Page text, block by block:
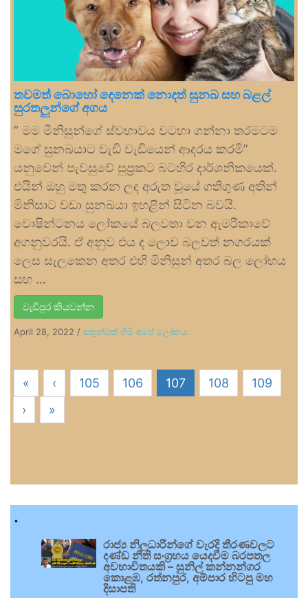
තවමත් බොහෝ දෙනෙක් නොදත් සුනඛ සහ බළල්
සුරතලුන්ගේ අගය
” මම මිනිසුන්ගේ ස්වභාවය වටහා ගන්නා තරමටම
මගේ සුනඛයාට වැඩි වැඩියෙන් ආදරය කරමි”
යනුවෙන් පැවසුවේ සුප්‍රකට බටහිර දාර්ශනිකයෙක්.
එයින් ඔහු මතු කරන ලද අරුත වූයේ ගතිගුණ අතින්
මිනිසාට වඩා සුනඛයා ඉහළින් සිටින බවයි.
වොෂින්ටනය ලෝකයේ බලවතා වන ඇමරිකාවේ
අගනුවරයි. ඒ අනුව එය ද ලොව බලවත් නගරයක්
ලෙස සැලකෙන අතර එහි මිනිසුන් අතර බල ලෝභය
සහ …
වැඩිපුර කියවන්න
April 28, 2022 / සතුන්ටත් හිමි අපේ ලෝකය
« ‹ 105 106 107 108
109
›
»
.
රාජ්‍ය නිලධාරීන්ගේ වැරදි තීරණවලට
දණ්ඩ නීති සංග්‍රහය යෙදවීම බරපතල
අවභාවිතයකි – සුනිල් කන්නන්ගර
කොළඹ, රත්නපුර, අම්පාර හිටපු මහ
දිසාපති